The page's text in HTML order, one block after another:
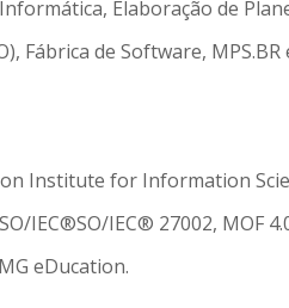
Elaboração de
Fábrica de Software,
Institute for Information
IEC®SO/IEC® 27002, MOF
eDucation.